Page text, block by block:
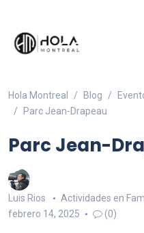
Hola Montreal Blog
Parc Jean-Drapeau
Parc Jean-
Luis Rios Actividades en
febrero 14, 2025
(0)